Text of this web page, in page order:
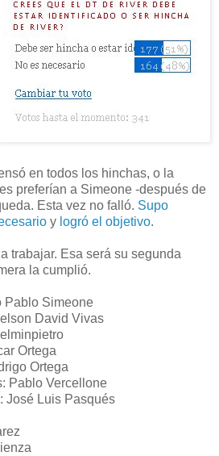
en todos los hinchas, o la
preferían a Simeone -después de
Esta vez no falló. Supo
y logró el objetivo.
trabajar. Esa será su segunda
la cumplió.
Pablo Simeone
David Vivas
Ortega
Ortega
Pablo Vercellone
José Luis Pasqués